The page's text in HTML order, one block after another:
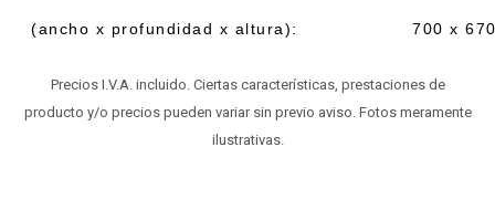
(ancho x profundidad x altura): 700 x
Precios I.V.A. incluido. Ciertas características, prestaciones de
producto y/o precios pueden variar sin previo aviso. Fotos meramente
ilustrativas.